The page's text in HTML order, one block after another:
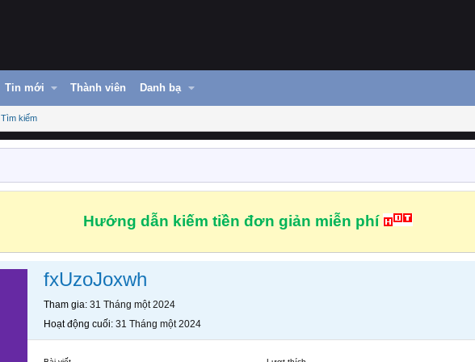
Tin mới Thành viên Danh bạ
Tìm kiếm
Hướng dẫn kiếm tiền đơn giản miễn phí
fxUzoJoxwh
Tham gia 31 Tháng một 2024
Hoạt động cuối 31 Tháng một 2024